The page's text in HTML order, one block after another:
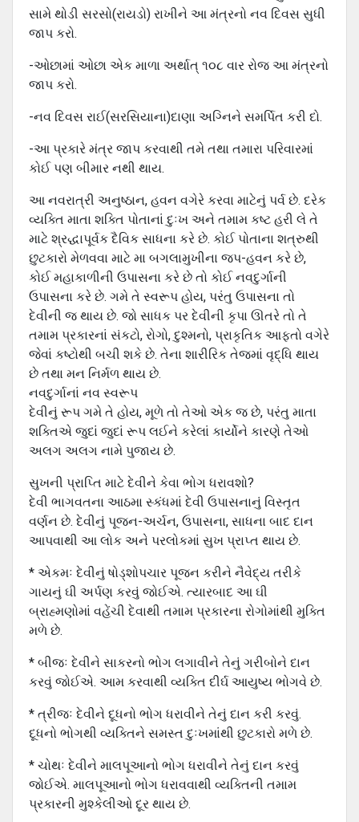
સામે થોડી સરસો(રાયડો) રાખીને આ મંત્રનો નવ દિવસ સુધી
જાપ કરો.
-ઓછામાં ઓછા એક માળા અર્થાત્ ૧૦૮ વાર રોજ આ મંત્રનો
જાપ કરો.
-નવ દિવસ રાઈ(સરસિયાના)દાણા અગ્નિને સમર્પિત કરી દો.
-આ પ્રકારે મંત્ર જાપ કરવાથી તમે તથા તમારા પરિવારમાં
કોઈ પણ બીમાર નથી થાય.
આ નવરાત્રી અનુષ્ઠાન, હવન વગેરે કરવા માટેનું પર્વ છે. દરેક
વ્યક્તિ માતા શક્તિ પોતાનાં દુઃખ અને તમામ કષ્ટ હરી લે તે
માટે શ્રદ્ધાપૂર્વક દૈવિક સાધના કરે છે. કોઈ પોતાના શત્રુથી
છુટકારો મેળવવા માટે મા બગલામુખીના જપ-હવન કરે છે,
કોઈ મહાકાળીની ઉપાસના કરે છે તો કોઈ નવદુર્ગાની
ઉપાસના કરે છે. ગમે તે સ્વરૂપ હોય, પરંતુ ઉપાસના તો
દેવીની જ થાય છે. જો સાધક પર દેવીની કૃપા ઊતરે તો તે
તમામ પ્રકારનાં સંકટો, રોગો, દુશ્મનો, પ્રાકૃતિક આફતો વગેરે
જેવાં કષ્ટોથી બચી શકે છે. તેના શારીરિક તેજમાં વૃદ્ધિ થાય
છે તથા મન નિર્મળ થાય છે.
નવદુર્ગાનાં નવ સ્વરૂપ
દેવીનું રૂપ ગમે તે હોય, મૂળે તો તેઓ એક જ છે, પરંતુ માતા
શક્તિએ જુદાં જુદાં રૂપ લઈને કરેલાં કાર્યોને કારણે તેઓ
અલગ અલગ નામે પુજાય છે.
સુખની પ્રાપ્તિ માટે દેવીને કેવા ભોગ ધરાવશો?
દેવી ભાગવતના આઠમા સ્કંધમાં દેવી ઉપાસનાનું વિસ્તૃત
વર્ણન છે. દેવીનું પૂજન-અર્ચન, ઉપાસના, સાધના બાદ દાન
આપવાથી આ લોક અને પરલોકમાં સુખ પ્રાપ્ત થાય છે.
* એકમઃ દેવીનું ષોડ્શોપચાર પૂજન કરીને નૈવેદ્ય તરીકે
ગાયનું ઘી અર્પણ કરવું જોઈએ. ત્યારબાદ આ ઘી
બ્રાહ્મણોમાં વહેંચી દેવાથી તમામ પ્રકારના રોગોમાંથી મુક્તિ
મળે છે.
* બીજઃ દેવીને સાકરનો ભોગ લગાવીને તેનું ગરીબોને દાન
કરવું જોઈએ. આમ કરવાથી વ્યક્તિ દીર્ઘ આયુષ્ય ભોગવે છે.
* ત્રીજઃ દેવીને દૂધનો ભોગ ધરાવીને તેનું દાન કરી કરવું.
દૂધનો ભોગથી વ્યક્તિને સમસ્ત દુઃખમાંથી છુટકારો મળે છે.
* ચોથઃ દેવીને માલપૂઆનો ભોગ ધરાવીને તેનું દાન કરવું
જોઈએ. માલપૂઆનો ભોગ ધરાવવાથી વ્યક્તિની તમામ
પ્રકારની મુશ્કેલીઓ દૂર થાય છે.